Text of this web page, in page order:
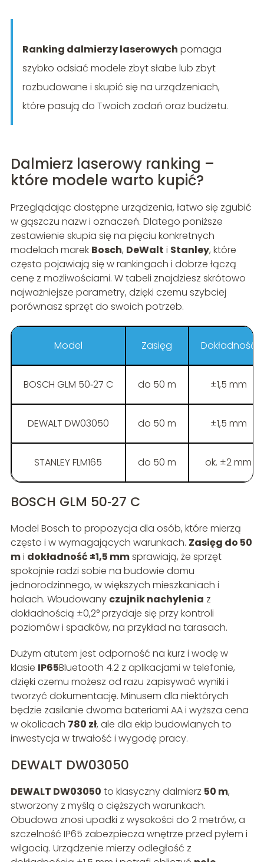
Ranking dalmierzy laserowych pomaga
szybko odsiać modele zbyt słabe lub zbyt
rozbudowane i skupić się na urządzeniach,
które pasują do Twoich zadań oraz budżetu.
Dalmierz laserowy ranking –
które modele warto kupić?
Przeglądając dostępne urządzenia, łatwo się zgubić
w gąszczu nazw i oznaczeń. Dlatego poniższe
zestawienie skupia się na pięciu konkretnych
modelach marek Bosch, DeWalt i Stanley, które
często pojawiają się w rankingach i dobrze łączą
cenę z możliwościami. W tabeli znajdziesz skrótowo
najważniejsze parametry, dzięki czemu szybciej
porównasz sprzęt do swoich potrzeb.
Model Zasięg Dokładność
BOSCH GLM 50‑27 C do 50 m ±1,5 mm
DEWALT DW03050 do 50 m ±1,5 mm
STANLEY FLM165 do 50 m ok. ±2 mm
BOSCH GLM 50‑27 C
Model Bosch to propozycja dla osób, które mierzą
często i w wymagających warunkach. Zasięg do 50
mi dokładność ±1,5 mmsprawiają, że sprzęt
spokojnie radzi sobie na budowie domu
jednorodzinnego, w większych mieszkaniach i
halach. Wbudowany czujnik nachylenia z
dokładnością ±0,2° przydaje się przy kontroli
poziomów i spadków, na przykład na tarasach.
Dużym atutem jest odporność na kurz i wodę w
klasie IP65Bluetooth 4.2 z aplikacjami w telefonie,
dzięki czemu możesz od razu zapisywać wyniki i
tworzyć dokumentację. Minusem dla niektórych
będzie zasilanie dwoma bateriami AA i wyższa cena
w okolicach 780 zł, ale dla ekip budowlanych to
inwestycja w trwałość i wygodę pracy.
DEWALT DW03050
DEWALT DW03050 to klasyczny dalmierz 50 m,
stworzony z myślą o cięższych warunkach.
Obudowa znosi upadki z wysokości do 2 metrów, a
szczelność IP65 zabezpiecza wnętrze przed pyłem i
wilgocią. Urządzenie mierzy odległość z